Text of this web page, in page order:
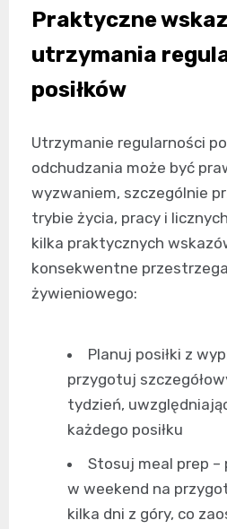
Praktyczne
utrzymania
posiłków
Utrzymanie regularności
odchudzania może być
wyzwaniem, szczególnie
trybie życia, pracy i
kilka praktycznych
konsekwentne
żywieniowego:
Planuj posiłki z
przygotuj
tydzień,
każdego posiłku
Stosuj meal prep
w weekend na
kilka dni z góry, co